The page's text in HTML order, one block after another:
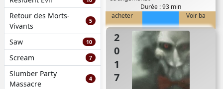
Retour des Morts-
Vivants
5
Saw 10
Scream 7
Slumber Party
Massacre
4
Durée : 93 min
acheter
Voir ba
2017